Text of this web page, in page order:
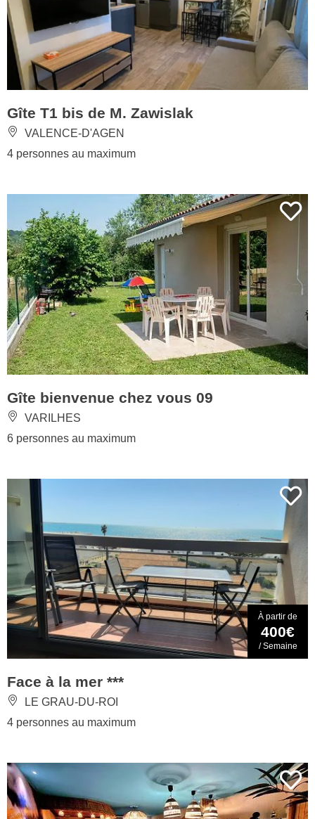
Gîte T1 bis de M. Zawislak
VALENCE-D'AGEN
4 personnes au maximum
Gîte bienvenue chez vous 09
VARILHES
6 personnes au maximum
À partir de
400€
/ Semaine
Face à la mer ***
LE GRAU-DU-ROI
4 personnes au maximum